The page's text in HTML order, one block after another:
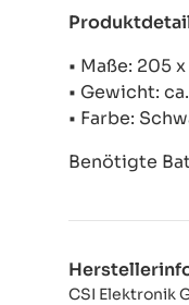
• Maße: 205
• Gewicht:
• Farbe:
Benötigte
CSI Elektronik